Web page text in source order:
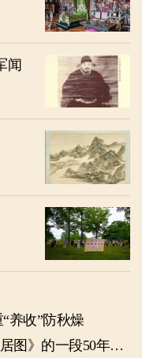
闻
生之道重“养收”防秋燥
图》的一段50年奇